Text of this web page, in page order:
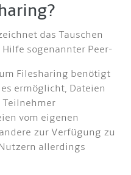
das Tauschen
sogenannter Peer-
Filesharing benötigt
ermöglicht, Dateien
Teilnehmer
vom eigenen
zur Verfügung zu
allerdings